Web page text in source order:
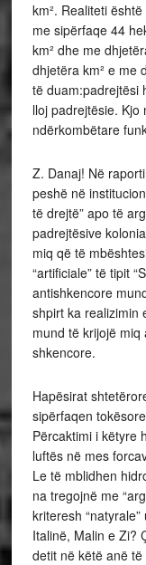
km². Realiteti
me sipërfaqe 44
km² dhe me
dhjetëra km² e me
të duam:padrejtësi
lloj padrejtësie.
ndërkombëtare
Z. Danaj! Në
peshë në
të drejtë” apo të
padrejtësive
miq që të
“artificiale” të tipit
antishkencore
shpirt ka realizimin
mund të krijojë
shkencore.
Hapësirat
sipërfaqen
Përcaktimi i këtyre
luftës në mes
Le të mblidhen
na tregojnë me
kriteresh
Italinë, Malin e Zi?
detit në këtë anë